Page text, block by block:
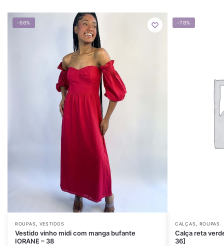
-68%
ROUPAS, VESTIDOS
Vestido vinho midi com manga bufante
IORANE – 38
-78%
CALÇAS, ROUPAS
Calça reta
36]